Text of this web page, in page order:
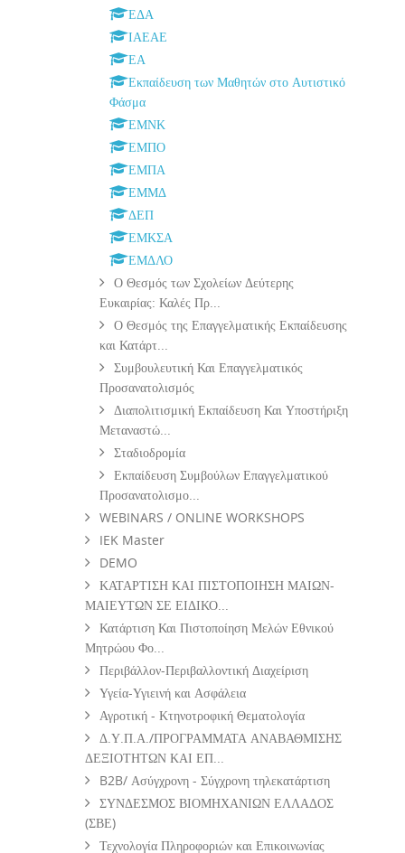
ΕΔΑ
ΙΑΕΑΕ
ΕΑ
Εκπαίδευση των Μαθητών στο Αυτιστικό
Φάσμα
ΕΜΝΚ
ΕΜΠΟ
ΕΜΠΑ
ΕΜΜΔ
ΔΕΠ
ΕΜΚΣΑ
ΕΜΔΛΟ
Ο Θεσμός των Σχολείων Δεύτερης
Ευκαιρίας: Καλές Πρ...
Ο Θεσμός της Επαγγελματικής Εκπαίδευσης
και Κατάρτ...
Συμβουλευτική Και Επαγγελματικός
Προσανατολισμός
Διαπολιτισμική Εκπαίδευση Και Υποστήριξη
Μεταναστώ...
Σταδιοδρομία
Εκπαίδευση Συμβούλων Επαγγελματικού
Προσανατολισμο...
WEBINARS / ONLINE WORKSHOPS
IEK Master
DEMO
ΚΑΤΑΡΤΙΣΗ ΚΑΙ ΠΙΣΤΟΠΟΙΗΣΗ ΜΑΙΩΝ-
ΜΑΙΕΥΤΩΝ ΣΕ ΕΙΔΙΚΟ...
Κατάρτιση Και Πιστοποίηση Μελών Εθνικού
Μητρώου Φο...
Περιβάλλον-Περιβαλλοντική Διαχείριση
Υγεία-Υγιεινή και Ασφάλεια
Αγροτική - Κτηνοτροφική Θεματολογία
Δ.Υ.Π.Α./ΠΡΟΓΡΑΜΜΑΤΑ ΑΝΑΒΑΘΜΙΣΗΣ
ΔΕΞΙΟΤΗΤΩΝ ΚΑΙ ΕΠ...
B2B/ Ασύγχρονη - Σύγχρονη τηλεκατάρτιση
ΣΥΝΔΕΣΜΟΣ ΒΙΟΜΗΧΑΝΙΩΝ ΕΛΛΑΔΟΣ
(ΣΒΕ)
Τεχνολογία Πληροφοριών και Επικοινωνίας